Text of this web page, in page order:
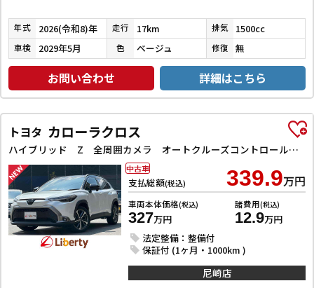
年式 2026(令和8)年 走行 17km 排気 1500cc
車検 2029年5月 色 ベージュ 修復 無
お問い合わせ 詳細はこちら
トヨタ カローラクロス
ハイブリッド Z 全周囲カメラ オートクルーズコントロール レーンアシスト パワーシート 衝突被害軽減システム ナビ TV オートライト LEDヘッドランプ ヘッドライトウォッシャー 電動リアゲート アルミホイール
支払総額(税込) 339.9万円
車両本体価格(税込)
327万円
諸費用(税込)
12.9万円
法定整備：整備付
保証付 (1ヶ月・1000km )
中古車
尼崎店